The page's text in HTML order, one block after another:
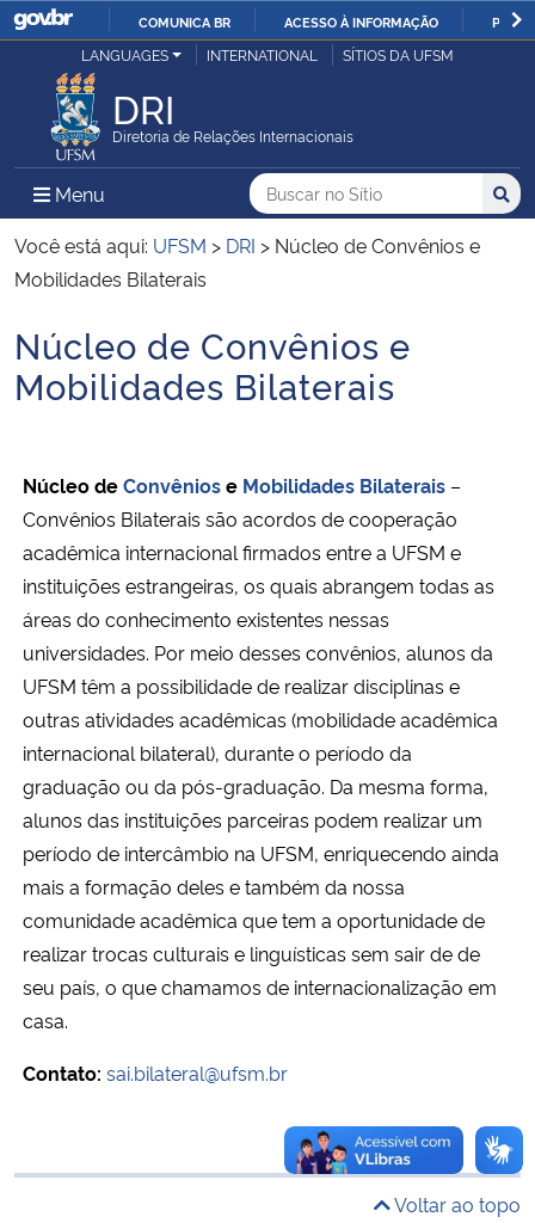
IR
COMUNICA BR ACESSO À INFORMAÇÃO
Ministério da Justiça e Segurança Pública
Ministério da Defesa
Ministério das Relações Exteriores
Ministério da Infraestrutura
Ministério da Educação
Ministério da Cidadania
Ministério da Saúde
Ministério de Minas e Energia
Ministério da Ciência, Tecnologia, Inovações e Comunicações
Ministério do Turismo
Ministério do Desenvolvimento Regional
Controladoria-Geral da União
LANGUAGES INTERNATIONAL SÍTIOS DA UFSM
DRI
Diretoria de Relações Internacionais
Menu Menu Principal do Sítio
Busca
Buscar no no Sítio
Busca:
Você está aqui: UFSM > DRI > Núcleo de Convênios e
Mobilidades Bilaterais
Início do conteúdo
Núcleo de Convênios e
Mobilidades Bilaterais
Núcleo deConvêniose Mobilidades Bilaterais –
Convênios Bilaterais são acordos de cooperação
acadêmica internacional firmados entre a UFSM e
instituições estrangeiras, os quais abrangem todas as
áreas do conhecimento existentes nessas
universidades. Por meio desses convênios, alunos da
UFSM têm a possibilidade de realizar disciplinas e
outras atividades acadêmicas (mobilidade acadêmica
internacional bilateral), durante o período da
graduação ou da pós-graduação. Da mesma forma,
alunos das instituições parceiras podem realizar um
período de intercâmbio na UFSM, enriquecendo ainda
mais a formação deles e também da nossa
comunidade acadêmica que tem a oportunidade de
realizar trocas culturais e linguísticas sem sair de de
seu país, o que chamamos de internacionalização em
casa.
Contato: sai.bilateral@ufsm.br
Voltar ao topo